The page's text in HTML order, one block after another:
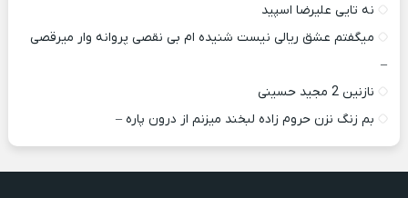
نه تایی علیرضا اسپید
میگفتم عشق ریالی نیست شنیده ام بی نقصی پروانه وار میرقصی
–
نازنین 2 مجید حسینی
بم زنگ نزن حروم زاده لبخند میزنم از درون پاره –